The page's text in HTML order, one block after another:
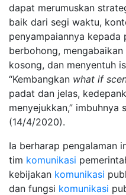
dapat merumuskan
baik dari segi waktu,
penyampaiannya kepada
berbohong,
kosong, dan menyentuh
“Kembangkan what if
padat dan jelas,
menyejukkan,” imbuhnya
(14/4/2020).
Ia berharap pengalaman
tim komunikasi
kebijakan komunikasi
dan fungsi komunikasi